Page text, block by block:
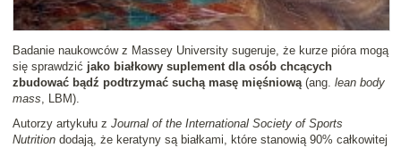
Badanie naukowców z Massey University sugeruje, że kurze pióra mogą
się sprawdzić jako białkowy suplement dla osób chcących
zbudować bądź podtrzymać suchą masę mięśniową(ang. lean body
mass, LBM).
Autorzy artykułu z Journal of the International Society of Sports
Nutrition dodają, że keratyny są białkami, które stanowią 90% całkowitej